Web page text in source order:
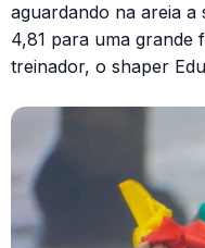
aguardando na areia
4,81 para uma grande
treinador, o shaper